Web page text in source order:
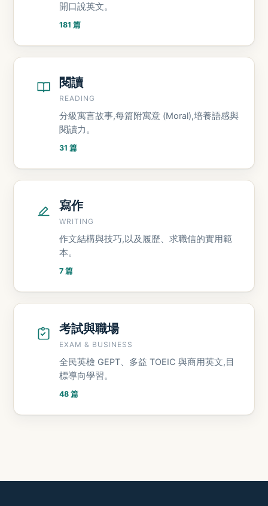
開口說英文。
181 篇
閱讀
READING
分級寓言故事,每篇附寓意 (Moral),培養語感與
閱讀力。
31 篇
寫作
WRITING
作文結構與技巧,以及履歷、求職信的實用範
本。
7 篇
考試與職場
EXAM & BUSINESS
全民英檢 GEPT、多益 TOEIC 與商用英文,目
標導向學習。
48 篇